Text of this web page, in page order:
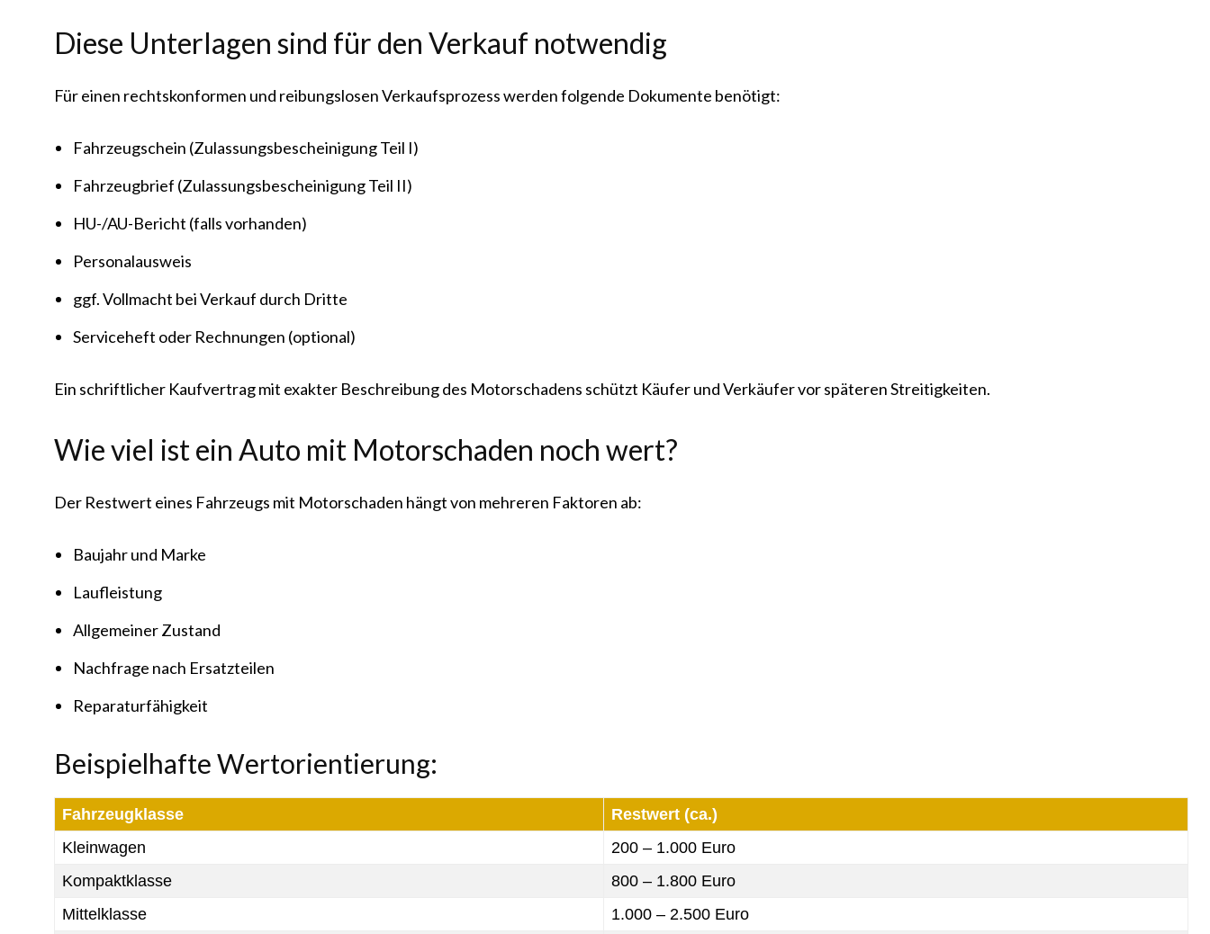
Diese Unterlagen sind für den Verkauf notwendig
Für einen rechtskonformen und reibungslosen Verkaufsprozess werden folgende Dokumente benötigt:
Fahrzeugschein (Zulassungsbescheinigung Teil I)
Fahrzeugbrief (Zulassungsbescheinigung Teil II)
HU-/AU-Bericht (falls vorhanden)
Personalausweis
ggf. Vollmacht bei Verkauf durch Dritte
Serviceheft oder Rechnungen (optional)
Ein schriftlicher Kaufvertrag mit exakter Beschreibung des Motorschadens schützt Käufer und Verkäufer vor späteren Streitigkeiten.
Wie viel ist ein Auto mit Motorschaden noch wert?
Der Restwert eines Fahrzeugs mit Motorschaden hängt von mehreren Faktoren ab:
Baujahr und Marke
Laufleistung
Allgemeiner Zustand
Nachfrage nach Ersatzteilen
Reparaturfähigkeit
Beispielhafte Wertorientierung:
Fahrzeugklasse
Restwert (ca.)
Kleinwagen
200 – 1.000 Euro
Kompaktklasse
800 – 1.800 Euro
Mittelklasse
1.000 – 2.500 Euro